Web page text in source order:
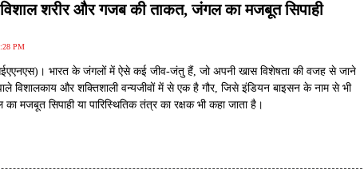
शरीर और गजब की ताकत, जंगल का मजबूत सिपाही
PM
भारत के जंगलों में ऐसे कई जीव-जंतु हैं, जो अपनी खास विशेषता की वजह से जाने
विशालकाय और शक्तिशाली वन्यजीवों में से एक है गौर, जिसे इंडियन बाइसन के नाम से भी
मजबूत सिपाही या पारिस्थितिक तंत्र का रक्षक भी कहा जाता है।